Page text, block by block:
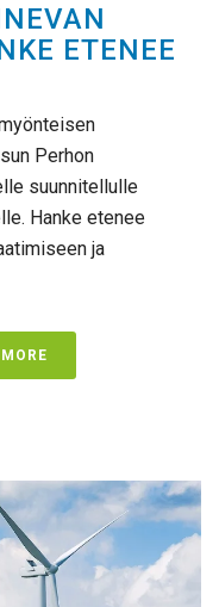
ETENEE
Perhon
suunnitellulle
Hanke etenee
ja